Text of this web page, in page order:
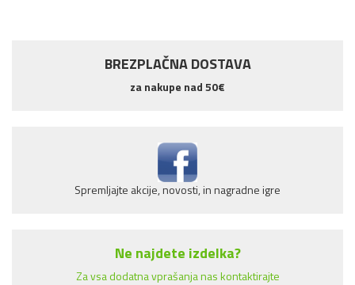
BREZPLAČNA DOSTAVA
za nakupe nad 50€
Spremljajte akcije, novosti, in nagradne igre
Ne najdete izdelka?
Za vsa dodatna vprašanja nas kontaktirajte